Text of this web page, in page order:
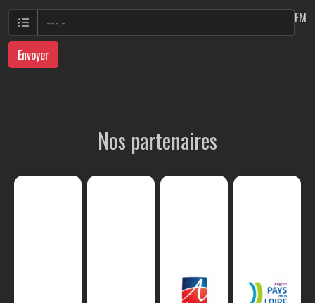
FM
Envoyer
Nos partenaires